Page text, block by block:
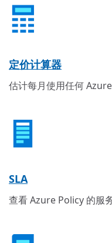
定价计算器
估计每月使用任何
SLA
查看 Azure Policy 的服